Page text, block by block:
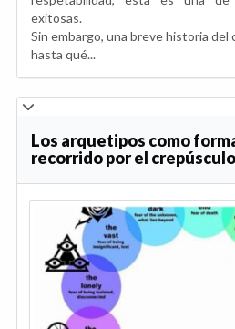
exitosas.
Sin embargo, una breve historia
hasta qué...
Los arquetipos como
recorrido por el